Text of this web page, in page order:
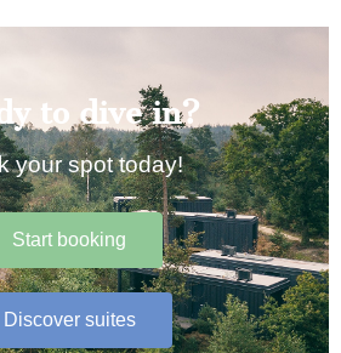
to dive in?
your spot today!
Start booking
Discover suites